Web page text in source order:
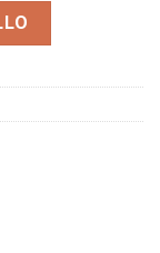
quantità